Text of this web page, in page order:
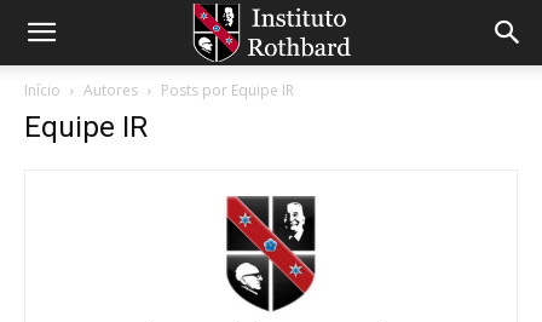
Início Autores Posts por Equipe IR
Equipe IR